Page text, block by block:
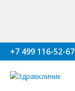
+7 499 116-52-67